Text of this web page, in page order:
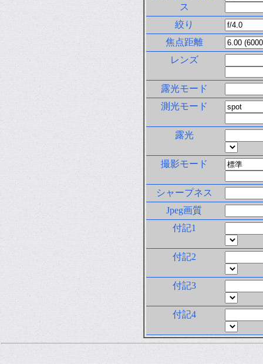
ス
絞り
焦点距離
レンズ
露光モード
測光モード
露光
撮影モード
シャープネス
Jpeg画質
付記1
付記2
付記3
付記4